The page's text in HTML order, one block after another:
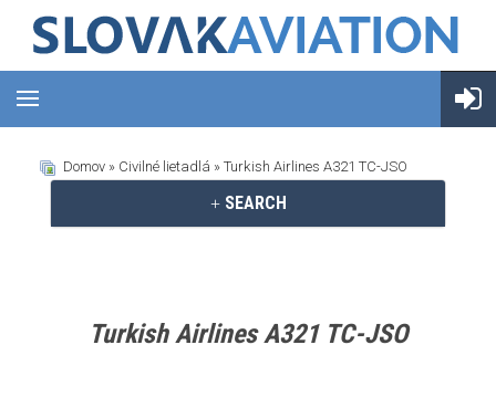
Domov » Civilné lietadlá » Turkish Airlines A321 TC-JSO
SEARCH
Turkish Airlines A321 TC-JSO